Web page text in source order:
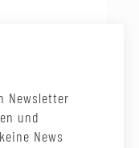
Newsletter
und
News